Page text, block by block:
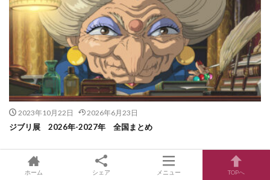
2023年10月22日 2026年6月23日
ジブリ展 2026年-2027年 全国まとめ
ホーム シェア メニュー TOPへ